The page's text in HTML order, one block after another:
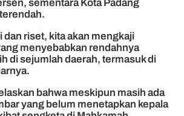
sementara Kota Padang
dan riset, kita akan mengkaji
menyebabkan rendahnya
di sejumlah daerah, termasuk di
bahwa meskipun masih ada
yang belum menetapkan kepala